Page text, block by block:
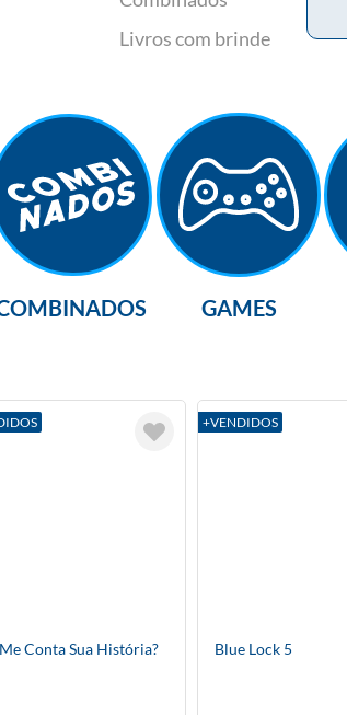
Livros com brinde
GAMES
Conta Sua História?
+VENDIDOS
Blue Lock 5